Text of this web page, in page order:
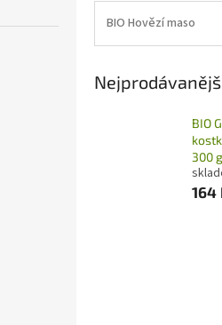
BIO Hovězí maso
BIO
300 g
164